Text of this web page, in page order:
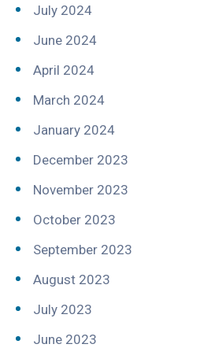
July 2024
June 2024
April 2024
March 2024
January 2024
December 2023
November 2023
October 2023
September 2023
August 2023
July 2023
June 2023